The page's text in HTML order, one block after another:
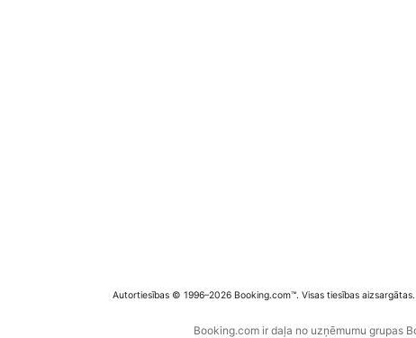
Autortiesības © 1996–2026 Booking.com™. Visas tiesības aizsargātas.
Booking.com ir daļa no uzņēmumu grupas